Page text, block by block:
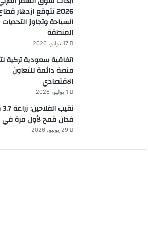
2026 تتوقع ازدهار
السياحة وتجاوز
المنطقة
17 يوليو، 2026
اتفاقية سعودية تركية
منصة دائمة للتعاون
الاقتصادي
1 يوليو، 2026
فدان قمح لأول مرة
29 يونيو، 2026